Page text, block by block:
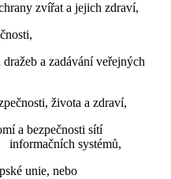
zvířat a jejich zdraví,
a zadávání veřejných
života a zdraví,
a bezpečnosti sítí
systémů,
unie, nebo